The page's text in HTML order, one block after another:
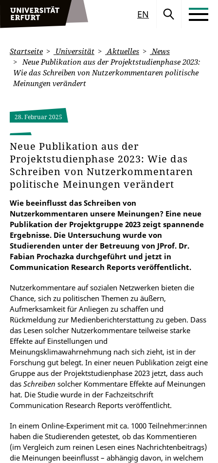
EN
Startseite Universität Aktuelles
News
Neue Publikation aus der Projektstudienphase 2023:
Wie das Schreiben von Nutzerkommentaren politische
Meinungen verändert
28. Februar 2025
Neue Publikation aus der
Projektstudienphase 2023: Wie das
Schreiben von Nutzerkommentaren
politische Meinungen verändert
Wie beeinflusst das Schreiben von
Nutzerkommentaren unsere Meinungen? Eine neue
Publikation der Projektgruppe 2023 zeigt spannende
Ergebnisse. Die Untersuchung wurde von
Studierenden unter der Betreuung von JProf. Dr.
Fabian Prochazka durchgeführt und jetzt in
Communication Research Reports veröffentlicht.
Nutzerkommentare auf sozialen Netzwerken bieten die
Chance, sich zu politischen Themen zu äußern,
Aufmerksamkeit für Anliegen zu schaffen und
Rückmeldung zur Medienberichterstattung zu geben. Dass
das Lesen solcher Nutzerkommentare teilweise starke
Effekte auf Einstellungen und
Meinungsklimawahrnehmung nach sich zieht, ist in der
Forschung gut belegt. In einer neuen Publikation zeigt eine
Gruppe aus der Projektstudienphase 2023 jetzt, dass auch
das Schreiben solcher Kommentare Effekte auf Meinungen
hat. Die Studie wurde in der Fachzeitschrift
Communication Research Reports veröffentlicht.
In einem Online-Experiment mit ca. 1000 Teilnehmer:innen
haben die Studierenden getestet, ob das Kommentieren
(im Vergleich zum reinen Lesen eines Nachrichtenbeitrags)
die Meinungen beeinflusst – abhängig davon, in welchem